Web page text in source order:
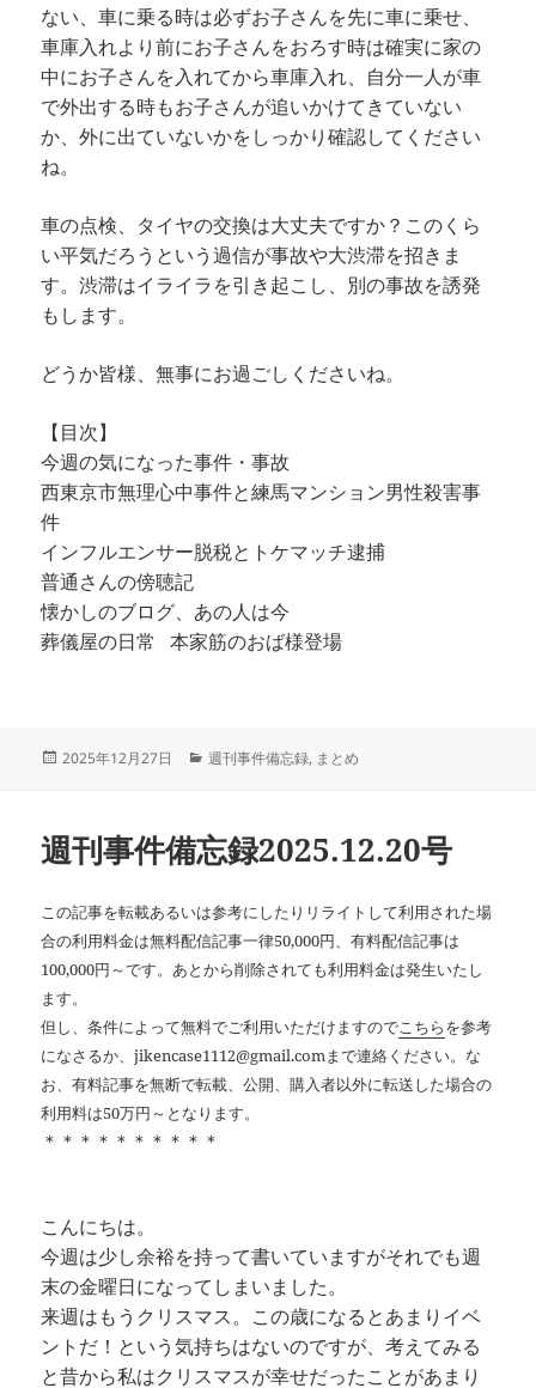
ない、車に乗る時は必ずお子さんを先に車に乗せ、
車庫入れより前にお子さんをおろす時は確実に家の
中にお子さんを入れてから車庫入れ、自分一人が車
で外出する時もお子さんが追いかけてきていない
か、外に出ていないかをしっかり確認してください
ね。
車の点検、タイヤの交換は大丈夫ですか？このくら
い平気だろうという過信が事故や大渋滞を招きま
す。渋滞はイライラを引き起こし、別の事故を誘発
もします。
どうか皆様、無事にお過ごしくださいね。
【目次】
今週の気になった事件・事故
西東京市無理心中事件と練馬マンション男性殺害事
件
インフルエンサー脱税とトケマッチ逮捕
普通さんの傍聴記
懐かしのブログ、あの人は今
葬儀屋の日常 本家筋のおば様登場
投
2025年12月27日
カ
ー
週刊事件備忘録, まとめ
週刊事件備忘録2025.12.20号
この記事を転載あるいは参考にしたりリライトして利用された場
合の利用料金は無料配信記事一律50,000円、有料配信記事は
100,000円～です。あとから削除されても利用料金は発生いたし
ます。
但し、条件によって無料でご利用いただけますのでこちらを参考
になさるか、jikencase1112@gmail.comまで連絡ください。な
お、有料記事を無断で転載、公開、購入者以外に転送した場合の
利用料は50万円～となります。
＊＊＊＊＊＊＊＊＊＊
こんにちは。
今週は少し余裕を持って書いていますがそれでも週
末の金曜日になってしまいました。
来週はもうクリスマス。この歳になるとあまりイベ
ントだ！という気持ちはないのですが、考えてみる
と昔から私はクリスマスが幸せだったことがあまり